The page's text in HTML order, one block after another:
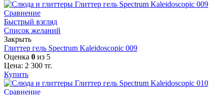
Сравнение
Быстрый взгляд
Список желаний
Закрыть
Глиттер гель Spectrum Kaleidoscopic 009
Оценка 0 из 5
Цена: 2 300 тг.
Купить
Сравнение